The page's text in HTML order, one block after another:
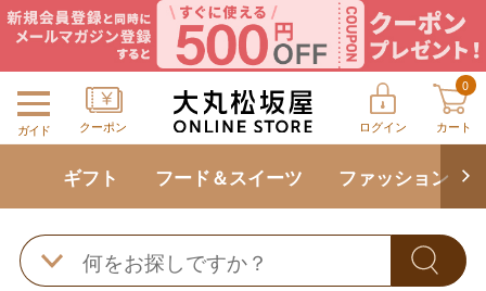
ガイド クーポン ログイン
0
カート
ギフト フード＆スイーツ ファッション